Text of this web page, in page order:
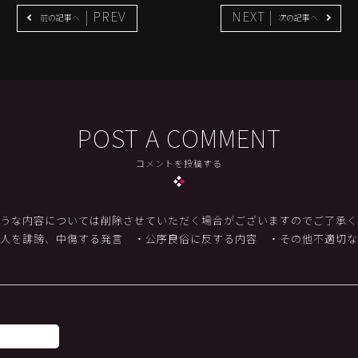
前の記事へ | PREV NEXT | 次の記事へ
POST A COMMENT
コメントを投稿する
な内容については削除させていただく場合がございますのでご了承く
を誹謗、中傷する発言
・公序良俗に反する内容 ・その他不適切